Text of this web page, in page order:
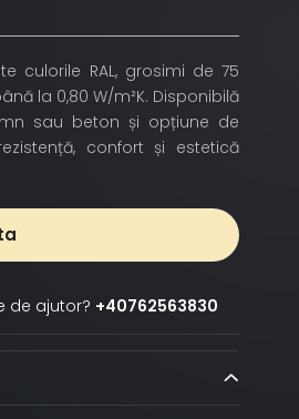
culorile RAL, grosimi de 75
la 0,80 W/m²K. Disponibilă
sau beton și opțiune de
confort și estetică
de ajutor? +40762563830